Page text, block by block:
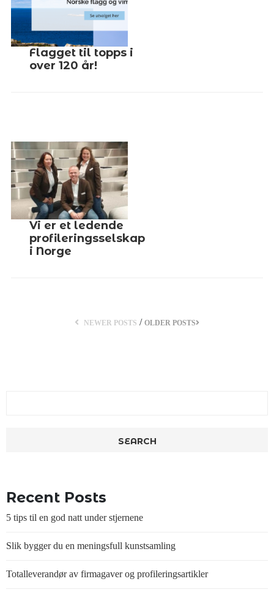
Flagget til topps i
over 120 år!
Vi er et ledende
profileringsselskap
i Norge
NEWER POSTS / OLDER POSTS
Recent Posts
5 tips til en god natt under stjernene
Slik bygger du en meningsfull kunstsamling
Totalleverandør av firmagaver og profileringsartikler